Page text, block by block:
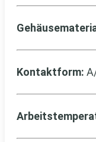
Kontaktform: